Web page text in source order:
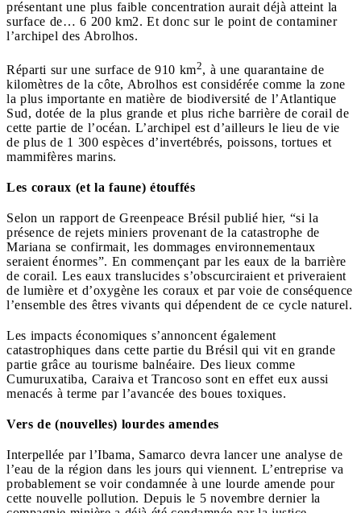
présentant une plus faible concentration aurait déjà atteint la
surface de… 6 200 km2. Et donc sur le point de contaminer
l’archipel des Abrolhos.
Réparti sur une surface de 910 km2, à une quarantaine de
kilomètres de la côte, Abrolhos est considérée comme la zone
la plus importante en matière de biodiversité de l’Atlantique
Sud, dotée de la plus grande et plus riche barrière de corail de
cette partie de l’océan. L’archipel est d’ailleurs le lieu de vie
de plus de 1 300 espèces d’invertébrés, poissons, tortues et
mammifères marins.
Les coraux (et la faune) étouffés
Selon un rapport de Greenpeace Brésil publié hier, “si la
présence de rejets miniers provenant de la catastrophe de
Mariana se confirmait, les dommages environnementaux
seraient énormes”. En commençant par les eaux de la barrière
de corail. Les eaux translucides s’obscurciraient et priveraient
de lumière et d’oxygène les coraux et par voie de conséquence
l’ensemble des êtres vivants qui dépendent de ce cycle naturel.
Les impacts économiques s’annoncent également
catastrophiques dans cette partie du Brésil qui vit en grande
partie grâce au tourisme balnéaire. Des lieux comme
Cumuruxatiba, Caraiva et Trancoso sont en effet eux aussi
menacés à terme par l’avancée des boues toxiques.
Vers de (nouvelles) lourdes amendes
Interpellée par l’Ibama, Samarco devra lancer une analyse de
l’eau de la région dans les jours qui viennent. L’entreprise va
probablement se voir condamnée à une lourde amende pour
cette nouvelle pollution. Depuis le 5 novembre dernier la